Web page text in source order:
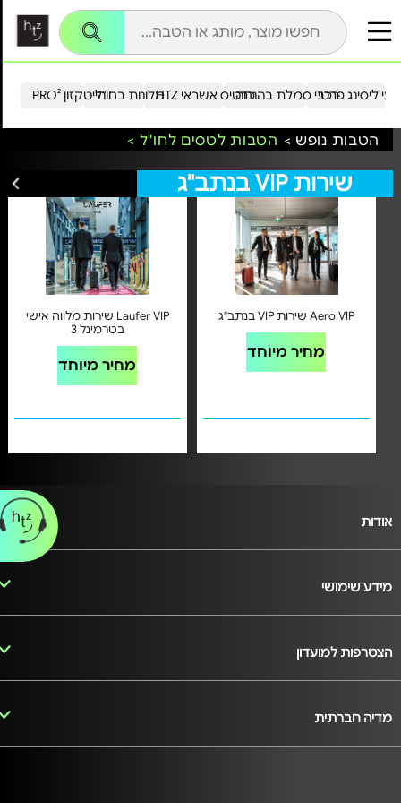
הייטקזון PRO²מלונות בחו"ל כרטיס אשראי HTZ ליסינג פרטירכבי סמלת בהנחה
הטבות נופש > הטבות לטסים לחו"ל >
שירות VIP בנתב"ג לכל הצעות שירות VIP בנתב"ג
Laufer VIP שירות מלווה אישי
בטרמינל 3
מחיר מיוחד
Aero VIP שירות VIP בנתב"ג
מחיר מיוחד
אודות
מידע שימושי
הצטרפות למועדון
מדיה חברתית